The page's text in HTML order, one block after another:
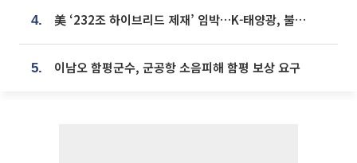
4. 美 ‘232조 하이브리드 제재’ 임박…K-태양광, 불확실성 털고 날개 다나
5. 이남오 함평군수, 군공항 소음피해 함평 보상 요구